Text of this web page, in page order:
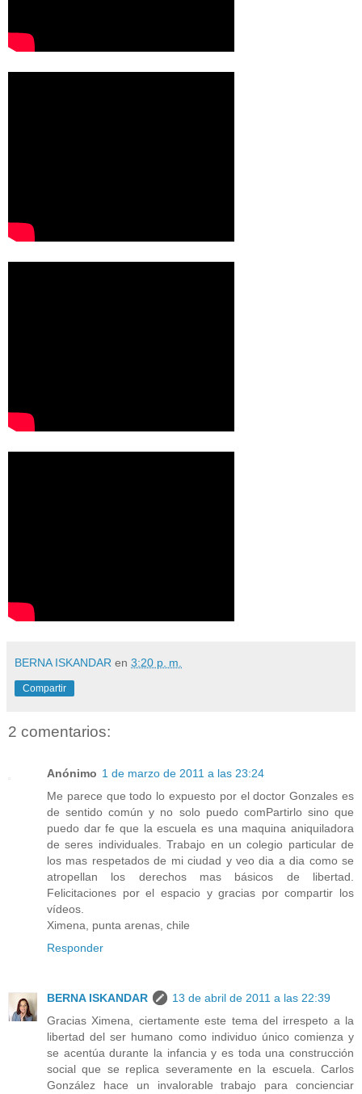
BERNA ISKANDAR en 3:20 p. m.
Compartir
2 comentarios:
Anónimo 1 de marzo de 2011 a las 23:24
Me parece que todo lo expuesto por el doctor Gonzales es
de sentido común y no solo puedo comPartirlo sino que
puedo dar fe que la escuela es una maquina aniquiladora
de seres individuales. Trabajo en un colegio particular de
los mas respetados de mi ciudad y veo dia a dia como se
atropellan los derechos mas básicos de libertad.
Felicitaciones por el espacio y gracias por compartir los
vídeos.
Ximena, punta arenas, chile
Responder
BERNA ISKANDAR
13 de abril de 2011 a las 22:39
Gracias Ximena, ciertamente este tema del irrespeto a la
libertad del ser humano como individuo único comienza y
se acentúa durante la infancia y es toda una construcción
social que se replica severamente en la escuela. Carlos
González hace un invalorable trabajo para concienciar